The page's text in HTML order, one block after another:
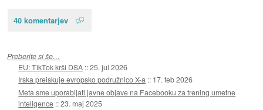
40 komentarjev
Preberite si še…
EU: TikTok krši DSA ::25. jul 2026
Irska preiskuje evropsko podružnico X-a :: 17. feb 2026
Meta sme uporabljati javne objave na Facebooku za trening umetne
inteligence ::23. maj 2025